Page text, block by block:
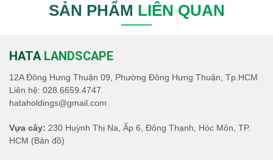
SẢN PHẨM LIÊN QUAN
HATA LANDSCAPE
12A Đông Hưng Thuận 09, Phường Đông Hưng Thuận, Tp.HCM
Liên hệ: 028.6659.4747
hataholdings@gmail.com
Vựa cây: 230 Huỳnh Thị Na, Ấp 6, Đông Thạnh, Hóc Môn, TP.
HCM (Bản đồ)